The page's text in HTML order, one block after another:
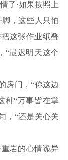
了·如果按照上
，这些人只怕
这张作业纸叠
“最迟明天这个
房门，“你这边
种“万事皆在掌
，“还是关心关
重岩的心情诡异